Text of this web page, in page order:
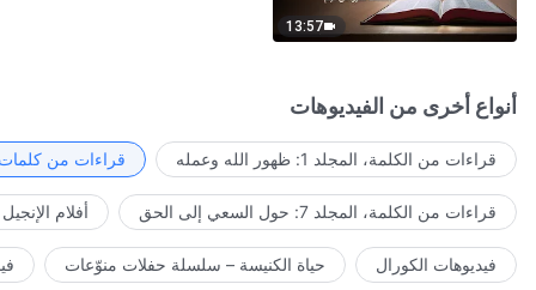
13:57
أنواع أخرى من الفيديوهات
قراءات من الكلمة، المجلد 1: ظهور الله وعمله قراءات من كلمات
قراءات من الكلمة، المجلد 7: حول السعي إلى الحق أفلام الإنجيل
فيديوهات الكورال حياة الكنيسة – سلسلة حفلات منوّعات